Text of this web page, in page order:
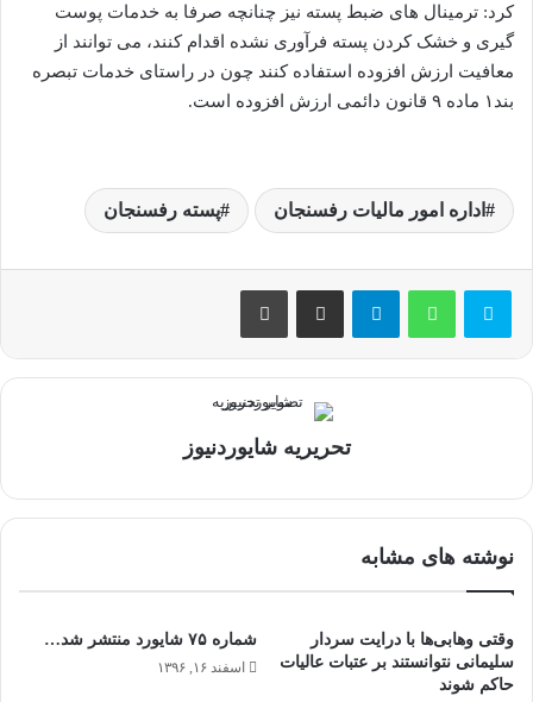
کرد: ترمینال های ضبط پسته نیز چنانچه صرفا به خدمات پوست
گیری و خشک کردن پسته فرآوری نشده اقدام کنند، می توانند از
معافیت ارزش افزوده استفاده کنند چون در راستای خدمات تبصره
بند۱ ماده ۹ قانون دائمی ارزش افزوده است.
اداره امور مالیات رفسنجان پسته رفسنجان
تلگرام اشتراک گذاری از طریق ایمیل چاپ
تحریریه شایوردنیوز
نوشته های مشابه
وقتی وهابی‌ها با درایت سردار
سلیمانی نتوانستند بر عتبات عالیات
حاکم شوند
شماره ۷۵ شایورد منتشر شد…
اسفند ۱۶, ۱۳۹۶